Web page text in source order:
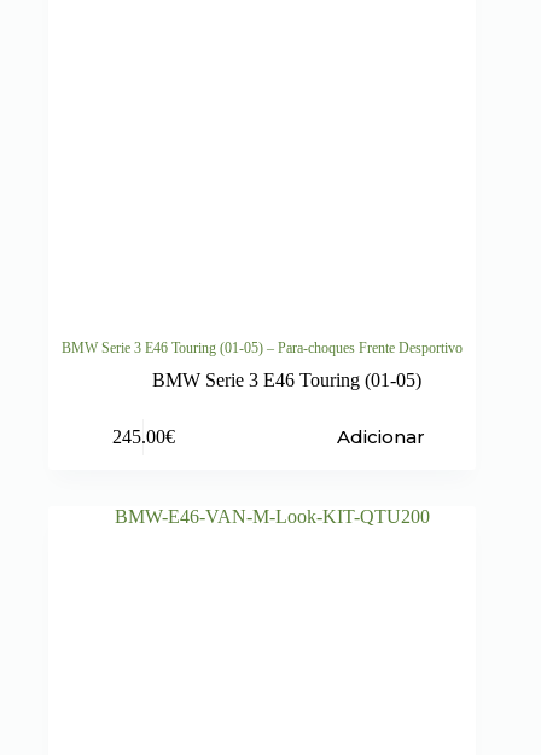
BMW Serie 3 E46 Touring (01-05) – Para-choques Frente Desportivo
BMW Serie 3 E46 Touring (01-05)
245.00€ Adicionar